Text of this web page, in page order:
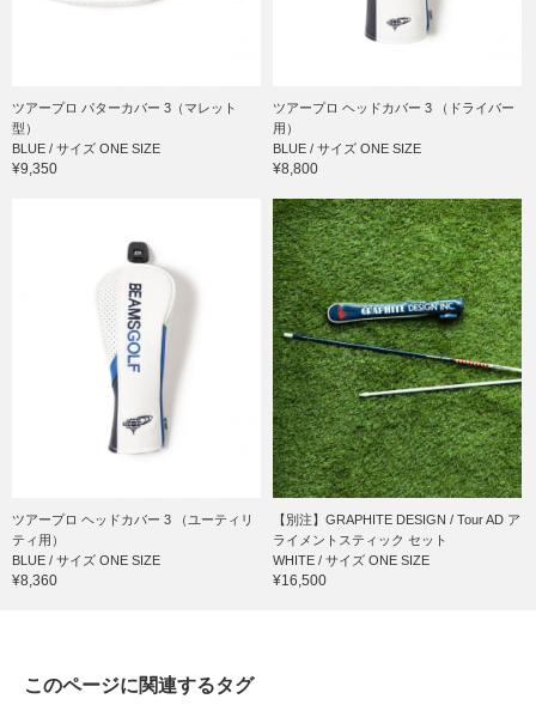
ツアープロ パターカバー 3（マレット
型）
BLUE / サイズ ONE SIZE
¥9,350
ツアープロ ヘッドカバー 3 （ドライバー
用）
BLUE / サイズ ONE SIZE
¥8,800
ツアープロ ヘッドカバー 3 （ユーティリ
ティ用）
BLUE / サイズ ONE SIZE
¥8,360
【別注】GRAPHITE DESIGN / Tour AD ア
ライメントスティック セット
WHITE / サイズ ONE SIZE
¥16,500
このページに関連するタグ